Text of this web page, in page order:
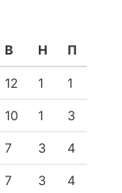
В Н П
12 1 1
10 1 3
7 3 4
7 3 4